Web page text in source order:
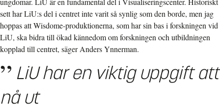
sett har LiU:s del i centret inte varit så synlig som den borde, men jag
hoppas att Wisdome-produktionerna, som har sin bas i forskningen vid
LiU, ska bidra till ökad kännedom om forskningen och utbildningen
kopplad till centret, säger Anders Ynnerman.
LiU har en viktig uppgift att
nå ut